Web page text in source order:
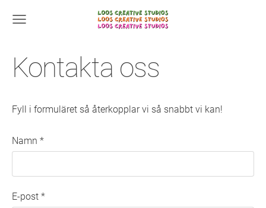
Kontakta oss
Fyll i formuläret så återkopplar vi så snabbt vi kan!
Namn *
E-post *